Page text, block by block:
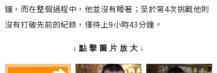
鐘，而在整個過程中，他並沒有睡著；至於第4次挑戰他則
沒有打破先前的紀錄，僅待上9小時43分鐘。
↓ 點 擊 圖 片 放 大 ↓